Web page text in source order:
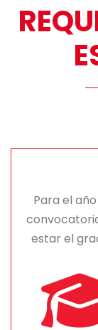
Para el
estar el